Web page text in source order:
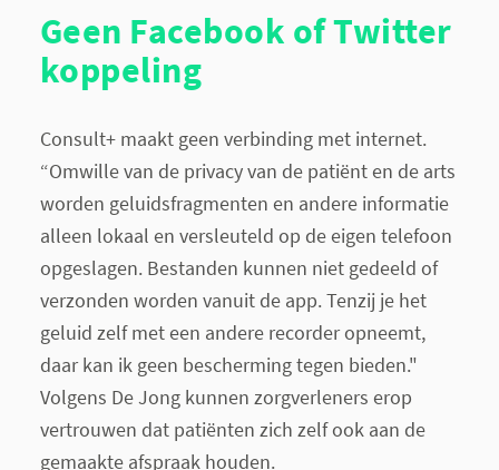
Geen Facebook of Twitter
koppeling
Consult+ maakt geen verbinding met internet.
“Omwille van de privacy van de patiënt en de arts
worden geluidsfragmenten en andere informatie
alleen lokaal en versleuteld op de eigen telefoon
opgeslagen. Bestanden kunnen niet gedeeld of
verzonden worden vanuit de app. Tenzij je het
geluid zelf met een andere recorder opneemt,
daar kan ik geen bescherming tegen bieden."
Volgens De Jong kunnen zorgverleners erop
vertrouwen dat patiënten zich zelf ook aan de
gemaakte afspraak houden.